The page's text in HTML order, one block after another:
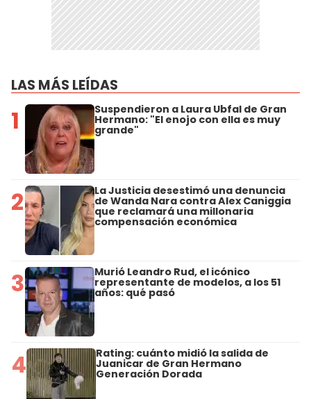
LAS MÁS LEÍDAS
1 Suspendieron a Laura Ubfal de Gran
Hermano: "El enojo con ella es muy
grande"
2 La Justicia desestimó una denuncia
de Wanda Nara contra Alex Caniggia
que reclamará una millonaria
compensación económica
3 Murió Leandro Rud, el icónico
representante de modelos, a los 51
años: qué pasó
4 Rating: cuánto midió la salida de
Juanicar de Gran Hermano
Generación Dorada